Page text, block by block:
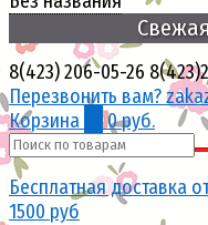
8(423) 206-05-26
Перезвонить вам?
Корзина
0 руб.
Бесплатная доставка
1500 руб